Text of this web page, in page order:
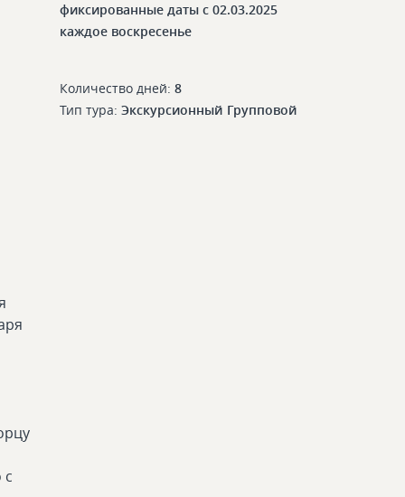
фиксированные даты с 02.03.2025
каждое воскресенье
Количество дней: 8
Тип тура: Экскурсионный Групповой
с